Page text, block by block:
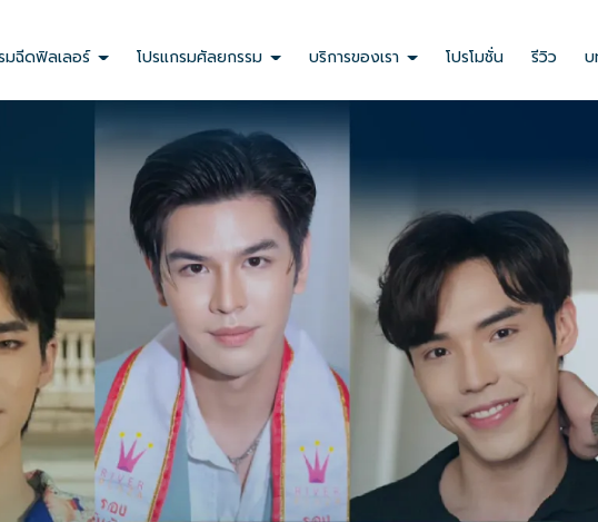
มฉีดฟิลเลอร์ โปรแกรมศัลยกรรม บริการของเรา โปรโมชั่น รีวิว บ